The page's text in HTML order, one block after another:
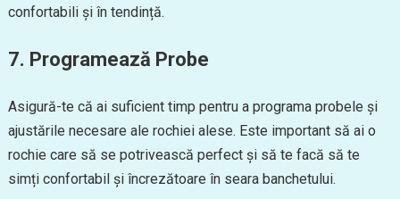
confortabili și în tendință.
7. Programează Probe
Asigură-te că ai suficient timp pentru a programa probele și
ajustările necesare ale rochiei alese. Este important să ai o
rochie care să se potrivească perfect și să te facă să te
simți confortabil și încrezătoare în seara banchetului.